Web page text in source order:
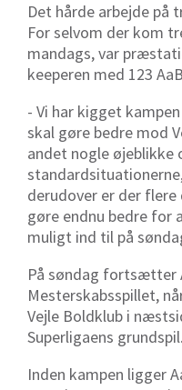
Det hårde arbejde
For selvom der kom
mandags, var
keeperen med 123
- Vi har kigget
skal gøre bedre mod
andet nogle øjeblikke
derudover er der
gøre endnu bedre for
muligt ind til på
På søndag fortsætter
Mesterskabsspillet,
Vejle Boldklub i
Superligaens grundspil.
Inden kampen ligger